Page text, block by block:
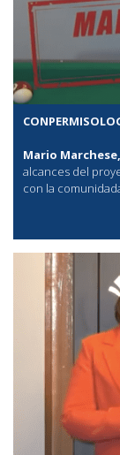
Mario
alcances del
con la